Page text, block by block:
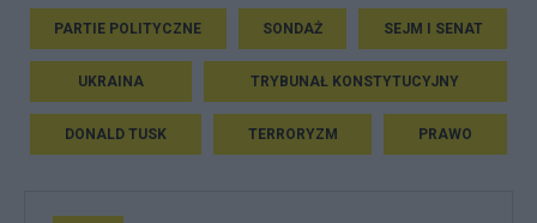
PARTIE POLITYCZNE SONDAŻ SEJM I SENAT
UKRAINA TRYBUNAŁ KONSTYTUCYJNY
DONALD TUSK TERRORYZM PRAWO